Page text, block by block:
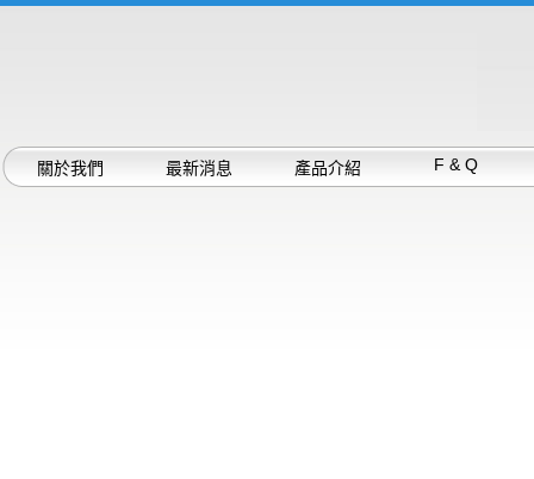
關於我們 最新消息 產品介紹 F & Q